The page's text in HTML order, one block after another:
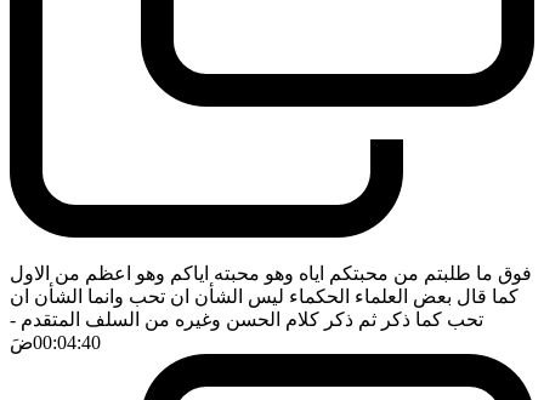
فوق ما طلبتم من محبتكم اياه وهو محبته اياكم وهو اعظم من الاول
كما قال بعض العلماء الحكماء ليس الشأن ان تحب وانما الشأن ان
تحب كما ذكر ثم ذكر كلام الحسن وغيره من السلف المتقدم -
00:04:40ضَ